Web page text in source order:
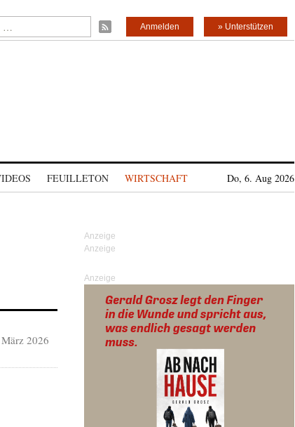
» Unterstützen
Anmelden
FEUILLETON WIRTSCHAFT Do, 6. Aug 2026
2026
Anzeige